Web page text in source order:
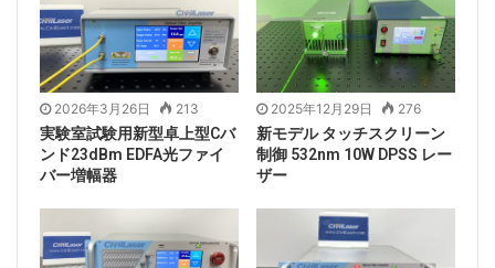
Tags 11nm~19000nm 50Wレーザー
レーザーパワーメーター レーザー出力
2026年3月26日 213
実験室試験用新型卓上型Cバ
ンド23dBm EDFA光ファイ
バー増幅器
2025年12月29日 276
新モデル タッチスクリーン
制御 532nm 10W DPSS レー
ザー